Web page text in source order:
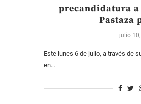
precandidatura
Pastaza
julio
Este lunes 6 de julio, a través de
en…